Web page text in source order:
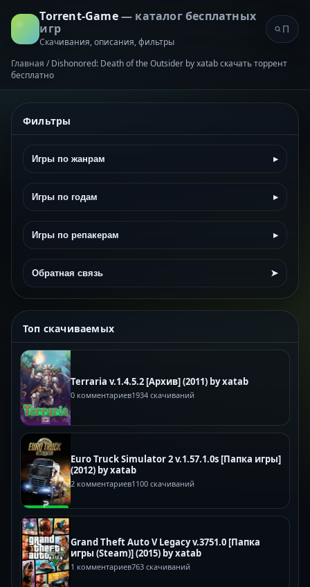
Torrent-Game— каталог бесплатных
игр
Скачивания, описания, фильтры
Главная / Dishonored: Death of the Outsider by xatab скачать торрент
бесплатно
Фильтры
Игры по жанрам ▸
Игры по годам ▸
Игры по репакерам ▸
Обратная связь ➤
Топ скачиваемых
Terraria v.1.4.5.2 [Архив] (2011) by xatab
0 комментариев1934 скачиваний
Euro Truck Simulator 2 v.1.57.1.0s [Папка игры]
(2012) by xatab
2 комментариев1100 скачиваний
Grand Theft Auto V Legacy v.3751.0 [Папка
игры (Steam)] (2015) by xatab
1 комментариев763 скачиваний